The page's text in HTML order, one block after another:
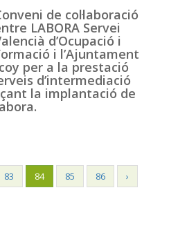
de col·laboració
LABORA Servei
d’Ocupació i
i l’Ajuntament
per a la prestació
d’intermediació
la implantació de
83 84 85 86
›